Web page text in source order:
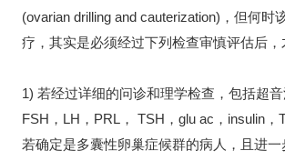
(ovarian drilling and cauterization)，但何时
疗，其实是必须经过下列检查审慎评估后，
1) 若经过详细的问诊和理学检查，包括超
FSH，LH，PRL， TSH，glu ac，insulin，
若确定是多囊性卵巢症候群的病人，且进